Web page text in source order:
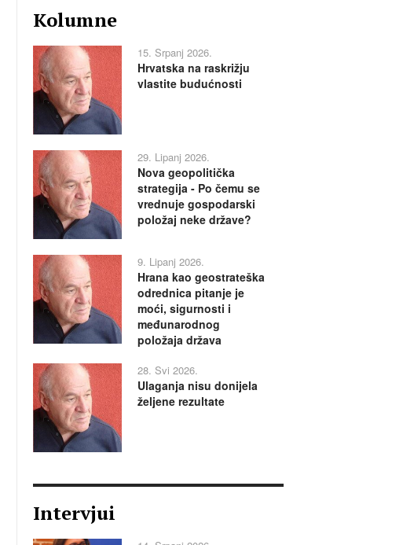
Kolumne
15. Srpanj 2026.
Hrvatska na raskrižju
vlastite budućnosti
29. Lipanj 2026.
Nova geopolitička
strategija - Po čemu se
vrednuje gospodarski
položaj neke države?
9. Lipanj 2026.
Hrana kao geostrateška
odrednica pitanje je
moći, sigurnosti i
međunarodnog
položaja država
28. Svi 2026.
Ulaganja nisu donijela
željene rezultate
Intervjui